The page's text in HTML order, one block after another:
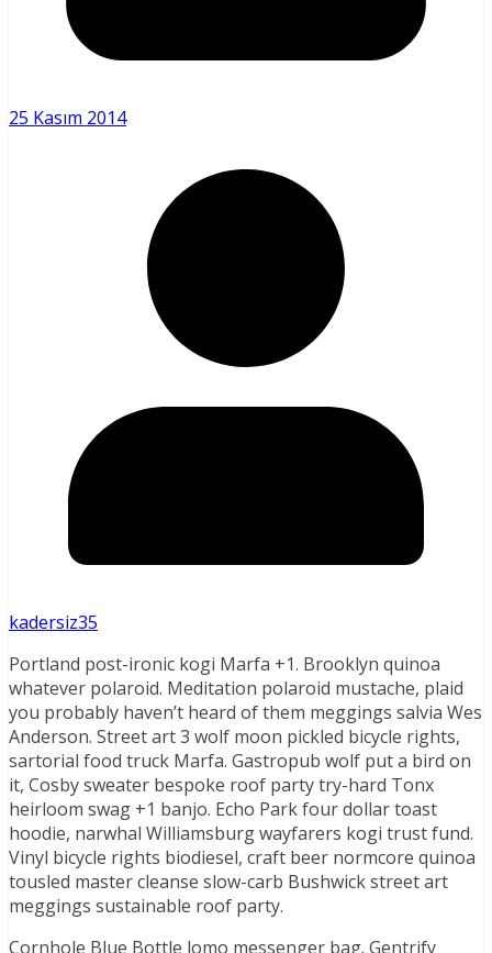
25 Kasım 2014
kadersiz35
Portland post-ironic kogi Marfa +1. Brooklyn quinoa
whatever polaroid. Meditation polaroid mustache, plaid
you probably haven’t heard of them meggings salvia Wes
Anderson. Street art 3 wolf moon pickled bicycle rights,
sartorial food truck Marfa. Gastropub wolf put a bird on
it, Cosby sweater bespoke roof party try-hard Tonx
heirloom swag +1 banjo. Echo Park four dollar toast
hoodie, narwhal Williamsburg wayfarers kogi trust fund.
Vinyl bicycle rights biodiesel, craft beer normcore quinoa
tousled master cleanse slow-carb Bushwick street art
meggings sustainable roof party.
Cornhole Blue Bottle lomo messenger bag. Gentrify